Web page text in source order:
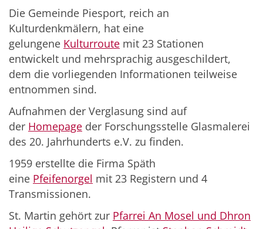
Die Gemeinde Piesport, reich an
Kulturdenkmälern, hat eine
gelungene Kulturroute mit 23 Stationen
entwickelt und mehrsprachig ausgeschildert,
dem die vorliegenden Informationen teilweise
entnommen sind.
Aufnahmen der Verglasung sind auf
der Homepage der Forschungsstelle Glasmalerei
des 20. Jahrhunderts e.V. zu finden.
1959 erstellte die Firma Späth
eine Pfeifenorgel mit 23 Registern und 4
Transmissionen.
St. Martin gehört zur Pfarrei An Mosel und Dhron